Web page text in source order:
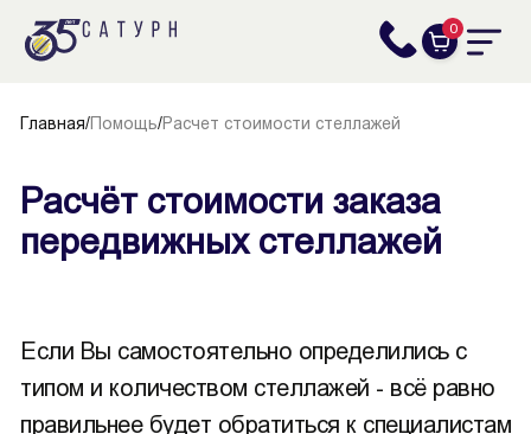
0
Главная/Помощь/Расчет стоимости стеллажей
Расчёт стоимости заказа
передвижных стеллажей
Если Вы самостоятельно определились с
типом и количеством стеллажей - всё равно
правильнее будет обратиться к специалистам